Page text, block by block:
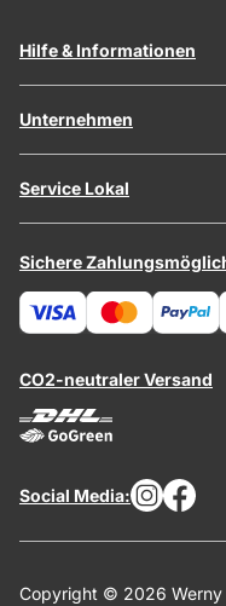
Hilfe & Informationen
Unternehmen
Service Lokal
Sichere
CO2-neutraler Versand
Social Media:
Copyright © 2026 Werny